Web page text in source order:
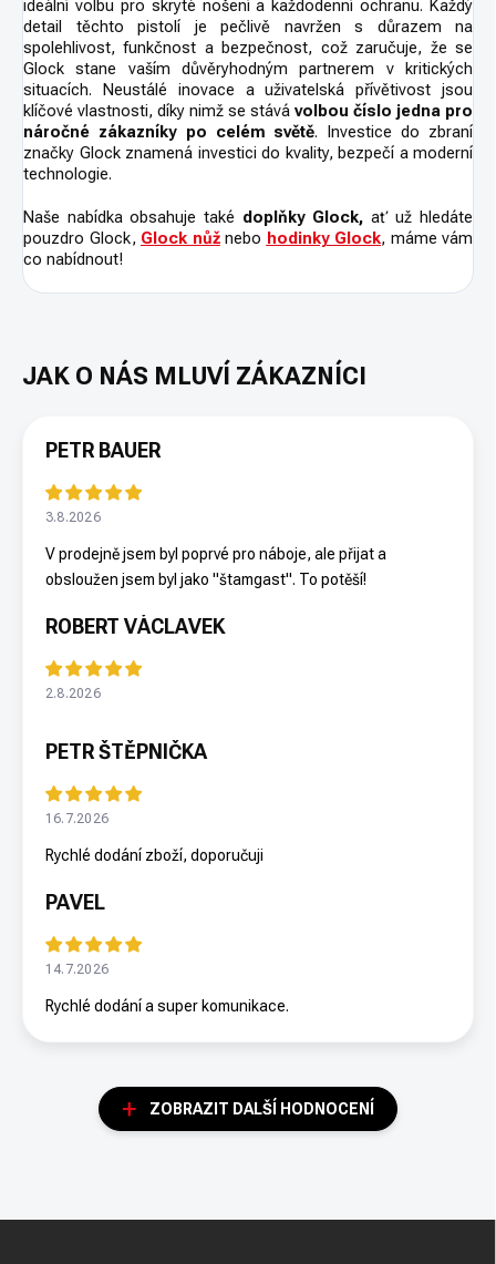
ideální volbu pro skryté nošení a každodenní ochranu. Každý
detail těchto pistolí je pečlivě navržen s důrazem na
spolehlivost, funkčnost a bezpečnost, což zaručuje, že se
Glock stane vaším důvěryhodným partnerem v kritických
situacích. Neustálé inovace a uživatelská přívětivost jsou
klíčové vlastnosti, díky nimž se stává volbou číslo jedna pro
náročné zákazníky po celém světě. Investice do zbraní
značky Glock znamená investici do kvality, bezpečí a moderní
technologie.
Naše nabídka obsahuje také doplňky Glock, ať už hledáte
pouzdro Glock, Glock nůžnebo hodinky Glock, máme vám
co nabídnout!
PETR BAUER
3.8.2026
V prodejně jsem byl poprvé pro náboje, ale přijat a
obsloužen jsem byl jako "štamgast". To potěší!
ROBERT VÁCLAVEK
2.8.2026
PETR ŠTĚPNIČKA
16.7.2026
Rychlé dodání zboží, doporučuji
PAVEL
14.7.2026
Rychlé dodání a super komunikace.
ZOBRAZIT DALŠÍ HODNOCENÍ